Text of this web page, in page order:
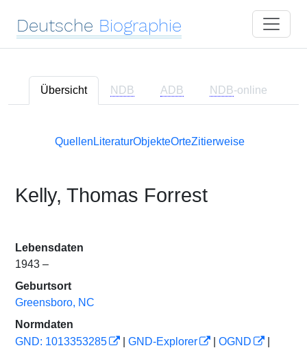
Deutsche Biographie
Übersicht NDB ADB NDB-online
Quellen LiteraturObjekteOrteZitierweise
Kelly, Thomas Forrest
Lebensdaten
1943 –
Geburtsort
Greensboro, NC
Normdaten
GND: 1013353285
GND-Explorer OGND